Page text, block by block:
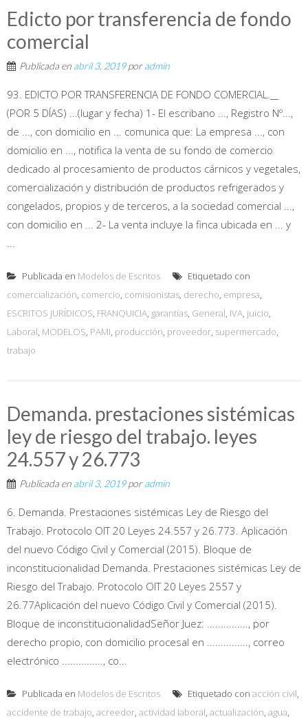
Edicto por transferencia de fondo
comercial
Publicada en abril 3, 2019poradmin
93. EDICTO POR TRANSFERENCIA DE FONDO COMERCIAL.__
(POR 5 DÍAS) ...(lugar y fecha) 1- El escribano ..., Registro Nº...,
de ..., con domicilio en ... comunica que: La empresa ..., con
domicilio en ..., notifica la venta de su fondo de comercio
dedicado al procesamiento de productos cárnicos y vegetales,
comercialización y distribución de productos refrigerados y
congelados, propios y de terceros, a la sociedad comercial ...,
con domicilio en ... 2- La venta incluye la finca ubicada en ... y
Publicada en Modelos de Escritos
Etiquetado con
comercialización, comercio, comisionistas, derecho, empresa,
ESCRITOS JURÍDICOS, FRANQUICIA, garantías, General, IVA, juicio,
Laboral, MODELOS, PAMI, producción, proveedor, supermercado,
trabajo
Demanda. prestaciones sistémicas
ley de riesgo del trabajo. leyes
24.557 y 26.773
Publicada en abril 3, 2019poradmin
6. Demanda. Prestaciones sistémicas Ley de Riesgo del
Trabajo. Protocolo OIT 20 Leyes 24.557 y 26.773. Aplicación
del nuevo Código Civil y Comercial (2015). Bloque de
inconstitucionalidad Demanda. Prestaciones sistémicas Ley de
Riesgo del Trabajo. Protocolo OIT 20 Leyes 2557 y
26.77Aplicación del nuevo Código Civil y Comercial (2015).
Bloque de inconstitucionalidadSeñor Juez: ..............., por
derecho propio, con domicilio procesal en ..............., correo
electrónico ..............., co...
Publicada en Modelos de Escritos Etiquetado con acción civil,
accidente de trabajo, acreedor, actividad laboral, actualización, agua,